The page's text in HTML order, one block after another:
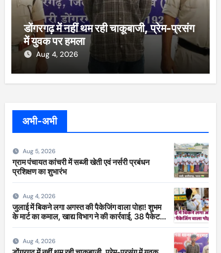
डोंगरगढ़ में नहीं थम रही चाकूबाजी, प्रेम-प्रसंग
में युवक पर हमला
Aug 4, 2026
अभी-अभी
Aug 5, 2026
ग्राम पंचायत कांचरी में सब्जी खेती एवं नर्सरी प्रबंधन
प्रशिक्षण का शुभारंभ
Aug 4, 2026
जुलाई में बिकने लगा अगस्त की पैकेजिंग वाला पोहा! शुभम
के मार्ट का कमाल, खाद्य विभाग ने की कार्रवाई, 38 पैकेट
सीज
Aug 4, 2026